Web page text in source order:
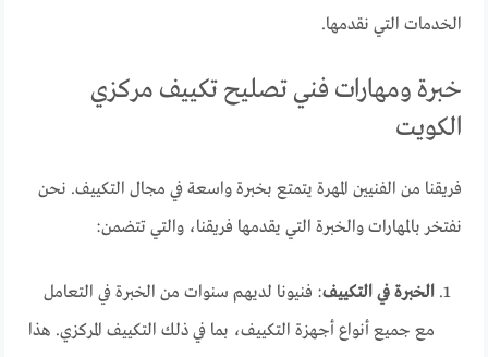
الخدمات التي نقدمها.
خبرة ومهارات فني تصليح تكييف مركزي
الكويت
فريقنا من الفنيين المهرة يتمتع بخبرة واسعة في مجال التكييف. نحن
نفتخر بالمهارات والخبرة التي يقدمها فريقنا، والتي تتضمن:
الخبرة في التكييف: فنيونا لديهم سنوات من الخبرة في التعامل
مع جميع أنواع أجهزة التكييف، بما في ذلك التكييف المركزي. هذا